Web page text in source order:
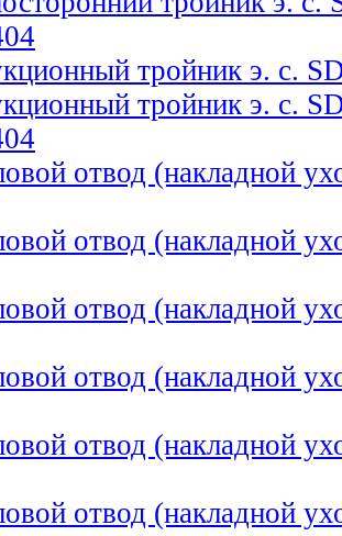
тройник э. с.
тройник э. с.
отвод (накладной
отвод (накладной
отвод (накладной
отвод (накладной
отвод (накладной
отвод (накладной